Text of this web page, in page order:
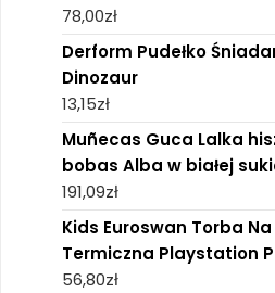
78,00zł
Derform Pudełko
Dinozaur
13,15zł
Muñecas Guca Lalka
bobas Alba w białej
191,09zł
Kids Euroswan Torba
Termiczna Playstation
56,80zł